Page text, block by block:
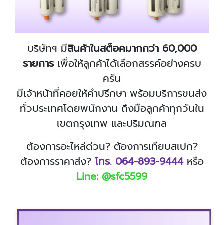
บริษัทฯ มีสินค้าในสต็อคมากกว่า 60,000
รายการเพื่อให้ลูกค้าได้เลือกสรรค์อย่างครบ
ครัน
มีเจ้าหน้าที่คอยให้คำปรึกษา พร้อมบริการขนส่ง
ทั่วประเทศโดยพนักงาน ถึงมือลูกค้าทุกวันใน
เขตกรุงเทพ และปริมณฑล
ต้องการอะไหล่ด่วน? ต้องการเทียบสเปก?
ต้องการราคาส่ง? โทร. 064-893-9444หรือ
Line: @sfc5599